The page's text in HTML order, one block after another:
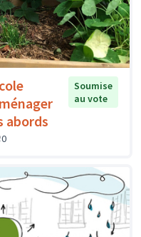
abords
Soumise
au vote
0